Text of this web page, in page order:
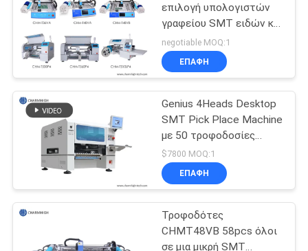
ΈΛΕΓΧΟΣ
ΠΟΙΌΤΗΤΑΣ
ΕΠΙΚΟΙΝΩΝΉΣΤΕ
ΜΑΖΊ
SHOPPING
επιλογή υπολογιστών
γραφείου SMT ειδών και
γραμμή συνελεύσεων
PCB Charmhigh μηχανών
θέσεων
negotiable MOQ:1
ΕΠΑΦΉ
Genius 4Heads Desktop
SMT Pick Place Machine
με 50 τροφοδοσίες
CHM-551
$7800 MOQ:1
ΕΠΑΦΉ
Τροφοδότες
CHMT48VB 58pcs όλοι
σε μια μικρή SMT